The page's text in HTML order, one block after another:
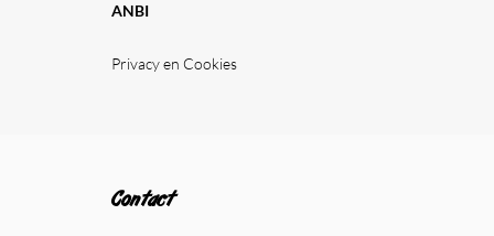
ANBI
Privacy en Cookies
Contact